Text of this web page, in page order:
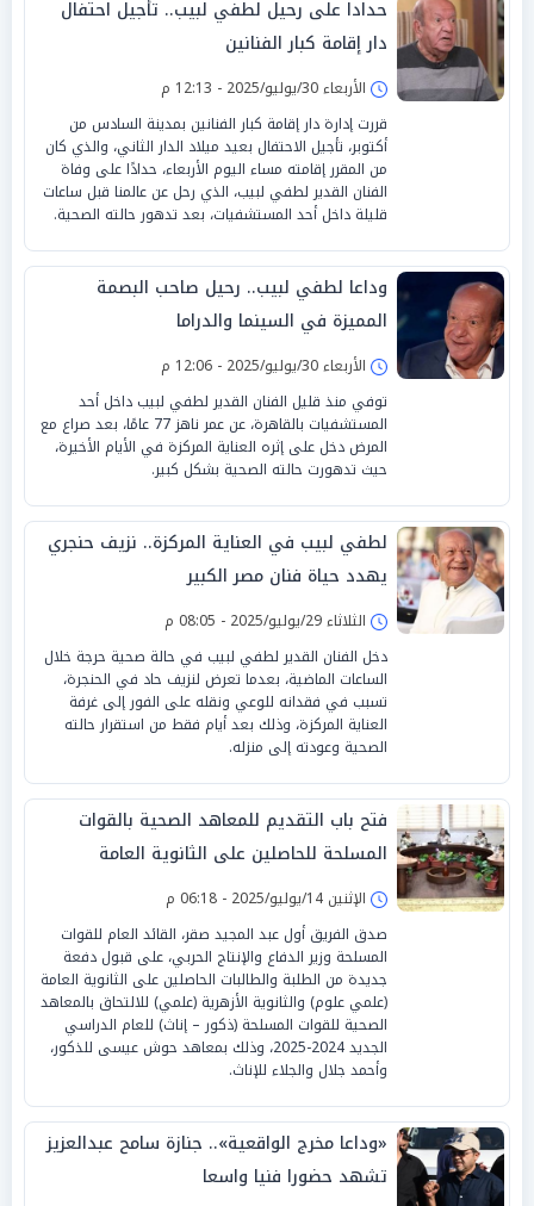
حدادا على رحيل لطفي لبيب.. تأجيل احتفال
دار إقامة كبار الفنانين
الأربعاء 30/يوليو/2025 - 12:13 م
قررت إدارة دار إقامة كبار الفنانين بمدينة السادس من
أكتوبر، تأجيل الاحتفال بعيد ميلاد الدار الثاني، والذي كان
من المقرر إقامته مساء اليوم الأربعاء، حدادًا على وفاة
الفنان القدير لطفي لبيب، الذي رحل عن عالمنا قبل ساعات
قليلة داخل أحد المستشفيات، بعد تدهور حالته الصحية.
وداعا لطفي لبيب.. رحيل صاحب البصمة
المميزة في السينما والدراما
الأربعاء 30/يوليو/2025 - 12:06 م
توفي منذ قليل الفنان القدير لطفي لبيب داخل أحد
المستشفيات بالقاهرة، عن عمر ناهز 77 عامًا، بعد صراع مع
المرض دخل على إثره العناية المركزة في الأيام الأخيرة،
حيث تدهورت حالته الصحية بشكل كبير.
لطفي لبيب في العناية المركزة.. نزيف حنجري
يهدد حياة فنان مصر الكبير
الثلاثاء 29/يوليو/2025 - 08:05 م
دخل الفنان القدير لطفي لبيب في حالة صحية حرجة خلال
الساعات الماضية، بعدما تعرض لنزيف حاد في الحنجرة،
تسبب في فقدانه للوعي ونقله على الفور إلى غرفة
العناية المركزة، وذلك بعد أيام فقط من استقرار حالته
الصحية وعودته إلى منزله.
فتح باب التقديم للمعاهد الصحية بالقوات
المسلحة للحاصلين على الثانوية العامة
والأزهرية
الإثنين 14/يوليو/2025 - 06:18 م
صدق الفريق أول عبد المجيد صقر، القائد العام للقوات
المسلحة وزير الدفاع والإنتاج الحربي، على قبول دفعة
جديدة من الطلبة والطالبات الحاصلين على الثانوية العامة
(علمي علوم) والثانوية الأزهرية (علمي) للالتحاق بالمعاهد
الصحية للقوات المسلحة (ذكور – إناث) للعام الدراسي
الجديد 2024-2025، وذلك بمعاهد حوش عيسى للذكور،
وأحمد جلال والجلاء للإناث.
«وداعا مخرج الواقعية».. جنازة سامح عبدالعزيز
تشهد حضورا فنيا واسعا